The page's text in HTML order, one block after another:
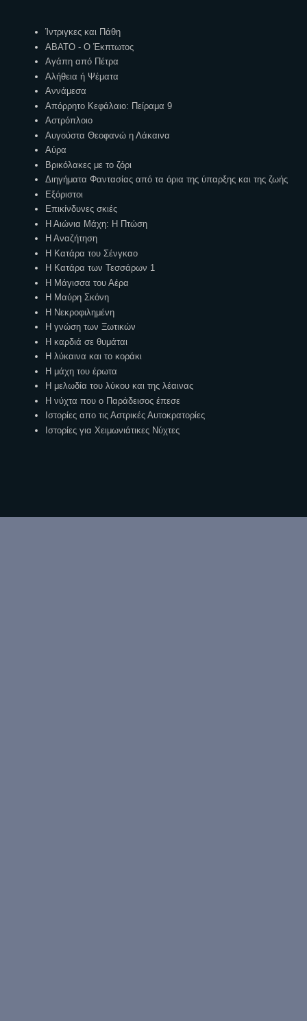
Ίντριγκες και Πάθη
ΑΒΑΤΟ - Ο Έκπτωτος
Αγάπη από Πέτρα
Αλήθεια ή Ψέματα
Αννάμεσα
Απόρρητο Κεφάλαιο: Πείραμα 9
Αστρόπλοιο
Αυγούστα Θεοφανώ η Λάκαινα
Αύρα
Βρικόλακες με το ζόρι
Διηγήματα Φαντασίας από τα όρια της ύπαρξης και της ζωής
Εξόριστοι
Επικίνδυνες σκιές
Η Αιώνια Μάχη: Η Πτώση
Η Αναζήτηση
Η Κατάρα του Σένγκαο
Η Κατάρα των Τεσσάρων 1
Η Μάγισσα του Αέρα
Η Μαύρη Σκόνη
Η Νεκροφιλημένη
Η γνώση των Ξωτικών
Η καρδιά σε θυμάται
Η λύκαινα και το κοράκι
Η μάχη του έρωτα
Η μελωδία του λύκου και της λέαινας
Η νύχτα που ο Παράδεισος έπεσε
Ιστορίες απο τις Αστρικές Αυτοκρατορίες
Ιστορίες για Χειμωνιάτικες Νύχτες